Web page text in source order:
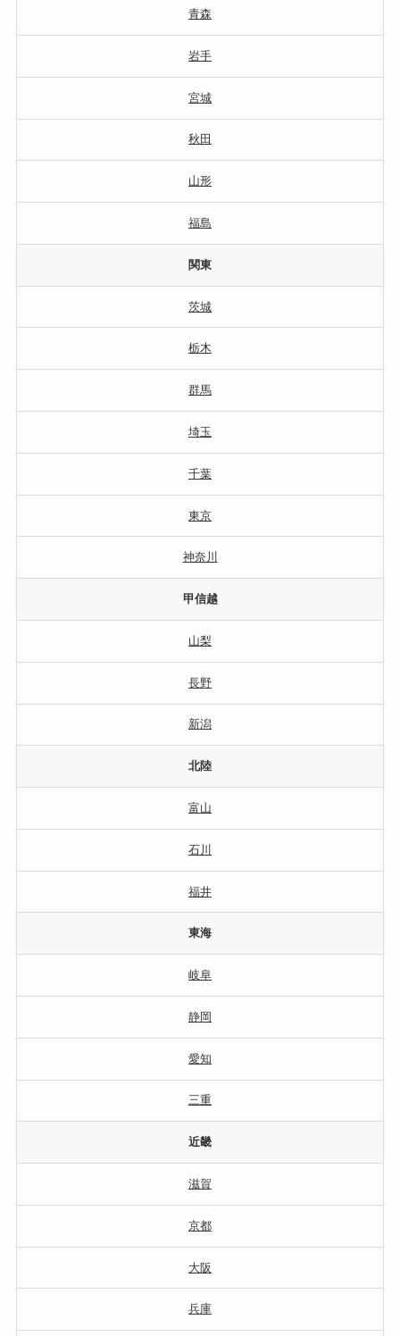
青森
岩手
宮城
秋田
山形
福島
関東
茨城
栃木
群馬
埼玉
千葉
東京
神奈川
甲信越
山梨
長野
新潟
北陸
富山
石川
福井
東海
岐阜
静岡
愛知
三重
近畿
滋賀
京都
大阪
兵庫